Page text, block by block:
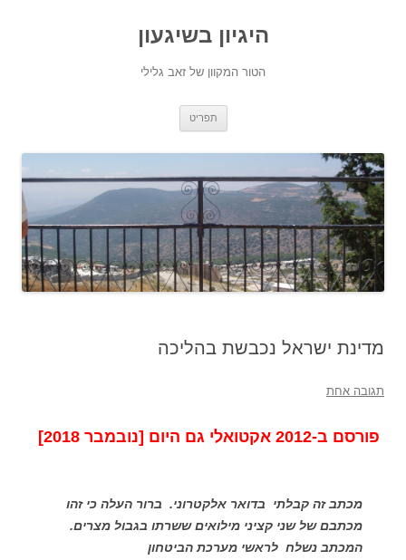
היגיון בשיגעון
הטור המקוון של זאב גלילי
תפריט
מדינת ישראל נכבשת בהליכה
תגובה אחת
פורסם ב-2012 אקטואלי גם היום [נובמבר 2018]
מכתב זה קבלתי בדואר אלקטרוני. ברור העלה כי זהו
מכתבם של שני קציני מילואים ששרתו בגבול מצרים.
המכתב נשלח לראשי מערכת הביטחון